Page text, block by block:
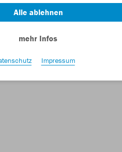
Alle ablehnen
mehr Infos
Impressum